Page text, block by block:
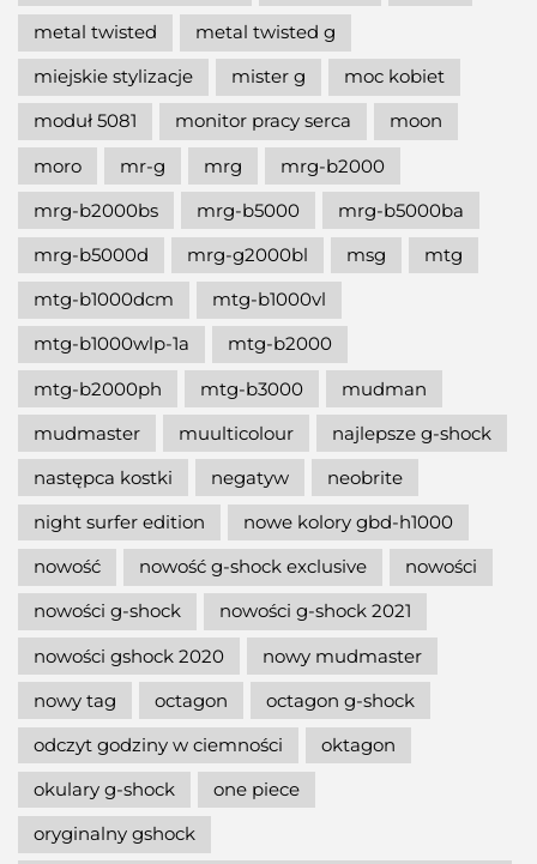
metal twisted
metal twisted g
miejskie stylizacje
mister g
moc kobiet
moduł 5081
monitor pracy serca
moon
moro
mr-g mrg
mrg-b2000
mrg-b2000bs
mrg-b5000
mrg-b5000ba
mrg-b5000d
mrg-g2000bl msg
mtg
mtg-b1000dcm
mtg-b1000vl
mtg-b1000wlp-1a
mtg-b2000
mtg-b2000ph
mtg-b3000
mudman
mudmaster
muulticolour
najlepsze g-shock
następca kostki
negatyw
neobrite
night surfer edition
nowe kolory gbd-h1000
nowość
nowość g-shock exclusive
nowości
nowości g-shock
nowości g-shock 2021
nowości gshock 2020
nowy mudmaster
nowy tag
octagon
octagon g-shock
odczyt godziny w ciemności
oktagon
okulary g-shock
one piece
oryginalny gshock